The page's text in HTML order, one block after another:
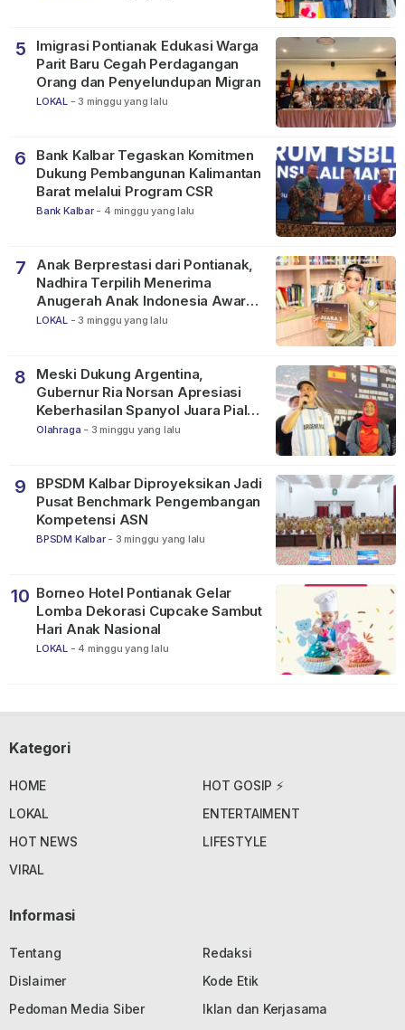
5
Imigrasi Pontianak Edukasi Warga
Parit Baru Cegah Perdagangan
Orang dan Penyelundupan Migran
LOKAL - 3 minggu yang lalu
6
Bank Kalbar Tegaskan Komitmen
Dukung Pembangunan Kalimantan
Barat melalui Program CSR
Bank Kalbar - 4 minggu yang lalu
7
Anak Berprestasi dari Pontianak,
Nadhira Terpilih Menerima
Anugerah Anak Indonesia Awards
2026
LOKAL - 3 minggu yang lalu
8
Meski Dukung Argentina,
Gubernur Ria Norsan Apresiasi
Keberhasilan Spanyol Juara Piala
Dunia FIFA 2026
Olahraga - 3 minggu yang lalu
9
BPSDM Kalbar Diproyeksikan Jadi
Pusat Benchmark Pengembangan
Kompetensi ASN
BPSDM Kalbar - 3 minggu yang lalu
10 Borneo Hotel Pontianak Gelar
Lomba Dekorasi Cupcake Sambut
Hari Anak Nasional
LOKAL - 4 minggu yang lalu
Kategori
HOME
HOT GOSIP ⚡
LOKAL
ENTERTAIMENT
HOT NEWS
LIFESTYLE
VIRAL
Informasi
Tentang
Redaksi
Dislaimer
Kode Etik
Pedoman Media Siber
Iklan dan Kerjasama